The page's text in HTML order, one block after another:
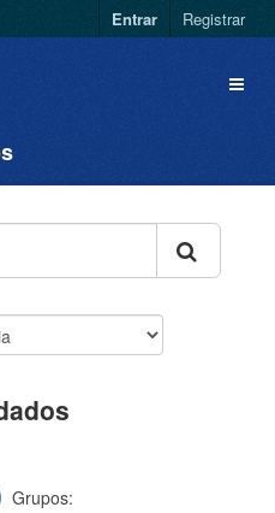
Entrar Registrar
Grupos: